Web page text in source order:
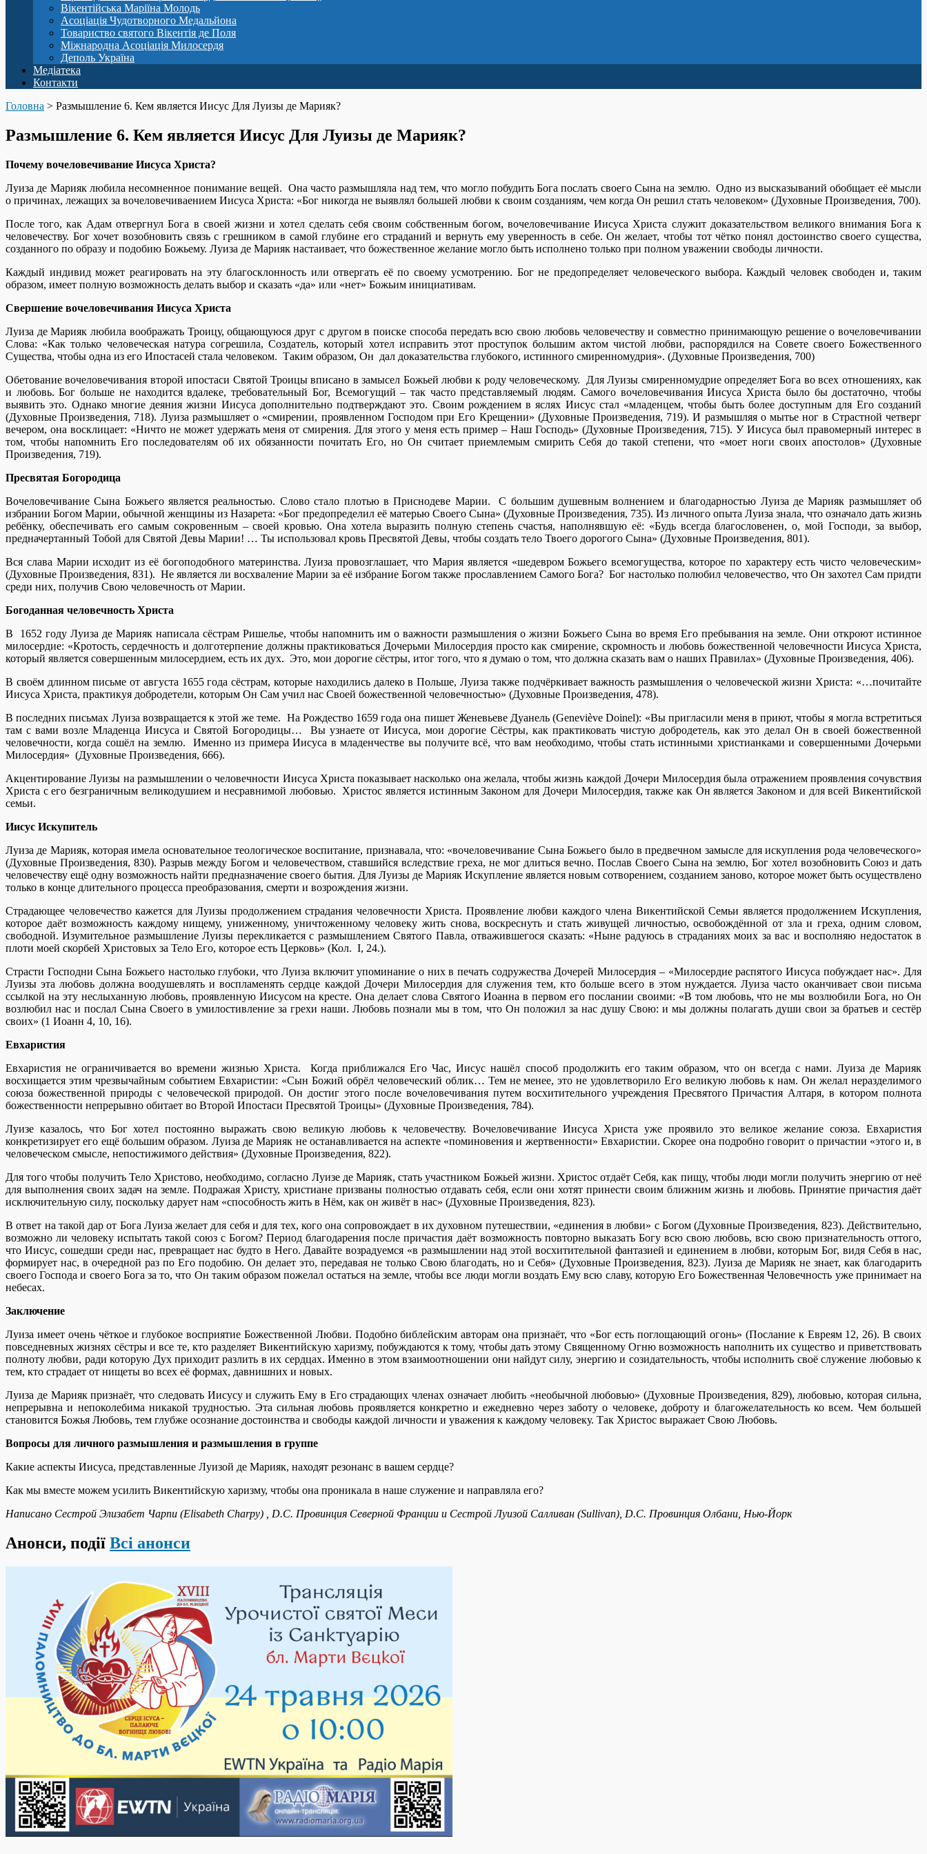
Вікентійська Маріїна Молодь
Асоціація Чудотворного Медальйона
Товариство святого Вікентія де Поля
Міжнародна Асоціація Милосердя
Деполь Україна
Медіатека
Контакти
Головна > Размышление 6. Кем является Иисус Для Луизы де Марияк?
Размышление 6. Кем является Иисус Для Луизы де Марияк?
Почему вочеловечивание Иисуса Христа?
Луиза де Марияк любила несомненное понимание вещей. Она часто размышляла над тем, что могло побудить Бога послать своего Сына на землю. Одно из высказываний обобщает её мысли
о причинах, лежащих за вочеловечиваением Иисуса Христа: «Бог никогда не выявлял большей любви к своим созданиям, чем когда Он решил стать человеком» (Духовные Произведения, 700).
После того, как Адам отвергнул Бога в своей жизни и хотел сделать себя своим собственным богом, вочеловечивание Иисуса Христа служит доказательством великого внимания Бога к
человечеству. Бог хочет возобновить связь с грешником в самой глубине его страданий и вернуть ему уверенность в себе. Он желает, чтобы тот чётко понял достоинство своего существа,
созданного по образу и подобию Божьему. Луиза де Марияк настаивает, что божественное желание могло быть исполнено только при полном уважении свободы личности.
Каждый индивид может реагировать на эту благосклонность или отвергать её по своему усмотрению. Бог не предопределяет человеческого выбора. Каждый человек свободен и, таким
образом, имеет полную возможность делать выбор и сказать «да» или «нет» Божьим инициативам.
Свершение вочеловечивания Иисуса Христа
Луиза де Марияк любила воображать Троицу, общающуюся друг с другом в поиске способа передать всю свою любовь человечеству и совместно принимающую решение о вочеловечивании
Слова: «Как только человеческая натура согрешила, Создатель, который хотел исправить этот проступок большим актом чистой любви, распорядился на Совете своего Божественного
Существа, чтобы одна из его Ипостасей стала человеком. Таким образом, Он дал доказательства глубокого, истинного смиренномудрия». (Духовные Произведения, 700)
Обетование вочеловечивания второй ипостаси Святой Троицы вписано в замысел Божьей любви к роду человеческому. Для Луизы смиренномудрие определяет Бога во всех отношениях, как
и любовь. Бог больше не находится вдалеке, требовательный Бог, Всемогущий – так часто представляемый людям. Самого вочеловечивания Иисуса Христа было бы достаточно, чтобы
выявить это. Однако многие деяния жизни Иисуса дополнительно подтверждают это. Своим рождением в яслях Иисус стал «младенцем, чтобы быть более доступным для Его созданий
(Духовные Произведения, 718). Луиза размышляет о «смирении, проявленном Господом при Его Крещении» (Духовные Произведения, 719). И размышляя о мытье ног в Страстной четверг
вечером, она восклицает: «Ничто не может удержать меня от смирения. Для этого у меня есть пример – Наш Господь» (Духовные Произведения, 715). У Иисуса был правомерный интерес в
том, чтобы напомнить Его последователям об их обязанности почитать Его, но Он считает приемлемым смирить Себя до такой степени, что «моет ноги своих апостолов» (Духовные
Произведения, 719).
Пресвятая Богородица
Вочеловечивание Сына Божьего является реальностью. Слово стало плотью в Приснодеве Марии. С большим душевным волнением и благодарностью Луиза де Марияк размышляет об
избрании Богом Марии, обычной женщины из Назарета: «Бог предопределил её матерью Своего Сына» (Духовные Произведения, 735). Из личного опыта Луиза знала, что означало дать жизнь
ребёнку, обеспечивать его самым сокровенным – своей кровью. Она хотела выразить полную степень счастья, наполнявшую её: «Будь всегда благословенен, о, мой Господи, за выбор,
предначертанный Тобой для Святой Девы Марии! … Ты использовал кровь Пресвятой Девы, чтобы создать тело Твоего дорогого Сына» (Духовные Произведения, 801).
Вся слава Марии исходит из её богоподобного материнства. Луиза провозглашает, что Мария является «шедевром Божьего всемогущества, которое по характеру есть чисто человеческим»
(Духовные Произведения, 831). Не является ли восхваление Марии за её избрание Богом также прославлением Самого Бога? Бог настолько полюбил человечество, что Он захотел Сам придти
среди них, получив Свою человечность от Марии.
Богоданная человечность Христа
В 1652 году Луиза де Марияк написала сёстрам Ришелье, чтобы напомнить им о важности размышления о жизни Божьего Сына во время Его пребывания на земле. Они откроют истинное
милосердие: «Кротость, сердечность и долготерпение должны практиковаться Дочерьми Милосердия просто как смирение, скромность и любовь божественной человечности Иисуса Христа,
который является совершенным милосердием, есть их дух. Это, мои дорогие сёстры, итог того, что я думаю о том, что должна сказать вам о наших Правилах» (Духовные Произведения, 406).
В своём длинном письме от августа 1655 года сёстрам, которые находились далеко в Польше, Луиза также подчёркивает важность размышления о человеческой жизни Христа: «…почитайте
Иисуса Христа, практикуя добродетели, которым Он Сам учил нас Своей божественной человечностью» (Духовные Произведения, 478).
В последних письмах Луиза возвращается к этой же теме. На Рождество 1659 года она пишет Женевьеве Дуанель (Geneviève Doinel): «Вы пригласили меня в приют, чтобы я могла встретиться
там с вами возле Младенца Иисуса и Святой Богородицы… Вы узнаете от Иисуса, мои дорогие Сёстры, как практиковать чистую добродетель, как это делал Он в своей божественной
человечности, когда сошёл на землю. Именно из примера Иисуса в младенчестве вы получите всё, что вам необходимо, чтобы стать истинными христианками и совершенными Дочерьми
Милосердия» (Духовные Произведения, 666).
Акцентирование Луизы на размышлении о человечности Иисуса Христа показывает насколько она желала, чтобы жизнь каждой Дочери Милосердия была отражением проявления сочувствия
Христа с его безграничным великодушием и несравнимой любовью. Христос является истинным Законом для Дочери Милосердия, также как Он является Законом и для всей Викентийской
семьи.
Иисус Искупитель
Луиза де Марияк, которая имела основательное теологическое воспитание, признавала, что: «вочеловечивание Сына Божьего было в предвечном замысле для искупления рода человеческого»
(Духовные Произведения, 830). Разрыв между Богом и человечеством, ставшийся вследствие греха, не мог длиться вечно. Послав Своего Сына на землю, Бог хотел возобновить Союз и дать
человечеству ещё одну возможность найти предназначение своего бытия. Для Луизы де Марияк Искупление является новым сотворением, созданием заново, которое может быть осуществлено
только в конце длительного процесса преобразования, смерти и возрождения жизни.
Страдающее человечество кажется для Луизы продолжением страдания человечности Христа. Проявление любви каждого члена Викентийской Семьи является продолжением Искупления,
которое даёт возможность каждому нищему, униженному, уничтоженному человеку жить снова, воскреснуть и стать живущей личностью, освобождённой от зла и греха, одним словом,
свободной. Изумительное размышление Луизы перекликается с размышлением Святого Павла, отважившегося сказать: «Ныне радуюсь в страданиях моих за вас и восполняю недостаток в
плоти моей скорбей Христовых за Тело Его, которое есть Церковь» (Кол. I, 24.).
Страсти Господни Сына Божьего настолько глубоки, что Луиза включит упоминание о них в печать содружества Дочерей Милосердия – «Милосердие распятого Иисуса побуждает нас». Для
Луизы эта любовь должна воодушевлять и воспламенять сердце каждой Дочери Милосердия для служения тем, кто больше всего в этом нуждается. Луиза часто оканчивает свои письма
ссылкой на эту неслыханную любовь, проявленную Иисусом на кресте. Она делает слова Святого Иоанна в первом его послании своими: «В том любовь, что не мы возлюбили Бога, но Он
возлюбил нас и послал Сына Своего в умилостивление за грехи наши. Любовь познали мы в том, что Он положил за нас душу Свою: и мы должны полагать души свои за братьев и сестёр
своих» (1 Иоанн 4, 10, 16).
Евхаристия
Евхаристия не ограничивается во времени жизнью Христа. Когда приближался Его Час, Иисус нашёл способ продолжить его таким образом, что он всегда с нами. Луиза де Марияк
восхищается этим чрезвычайным событием Евхаристии: «Сын Божий обрёл человеческий облик… Тем не менее, это не удовлетворило Его великую любовь к нам. Он желал неразделимого
союза божественной природы с человеческой природой. Он достиг этого после вочеловечивания путем восхитительного учреждения Пресвятого Причастия Алтаря, в котором полнота
божественности непрерывно обитает во Второй Ипостаси Пресвятой Троицы» (Духовные Произведения, 784).
Луизе казалось, что Бог хотел постоянно выражать свою великую любовь к человечеству. Вочеловечивание Иисуса Христа уже проявило это великое желание союза. Евхаристия
конкретизирует его ещё большим образом. Луиза де Марияк не останавливается на аспекте «поминовения и жертвенности» Евхаристии. Скорее она подробно говорит о причастии «этого и, в
человеческом смысле, непостижимого действия» (Духовные Произведения, 822).
Для того чтобы получить Тело Христово, необходимо, согласно Луизе де Марияк, стать участником Божьей жизни. Христос отдаёт Себя, как пищу, чтобы люди могли получить энергию от неё
для выполнения своих задач на земле. Подражая Христу, христиане призваны полностью отдавать себя, если они хотят принести своим ближним жизнь и любовь. Принятие причастия даёт
исключительную силу, поскольку дарует нам «способность жить в Нём, как он живёт в нас» (Духовные Произведения, 823).
В ответ на такой дар от Бога Луиза желает для себя и для тех, кого она сопровождает в их духовном путешествии, «единения в любви» с Богом (Духовные Произведения, 823). Действительно,
возможно ли человеку испытать такой союз с Богом? Период благодарения после причастия даёт возможность повторно выказать Богу всю свою любовь, всю свою признательность оттого,
что Иисус, сошедши среди нас, превращает нас будто в Него. Давайте возрадуемся «в размышлении над этой восхитительной фантазией и единением в любви, которым Бог, видя Себя в нас,
формирует нас, в очередной раз по Его подобию. Он делает это, передавая не только Свою благодать, но и Себя» (Духовные Произведения, 823). Луиза де Марияк не знает, как благодарить
своего Господа и своего Бога за то, что Он таким образом пожелал остаться на земле, чтобы все люди могли воздать Ему всю славу, которую Его Божественная Человечность уже принимает на
небесах.
Заключение
Луиза имеет очень чёткое и глубокое восприятие Божественной Любви. Подобно библейским авторам она признаёт, что «Бог есть поглощающий огонь» (Послание к Евреям 12, 26). В своих
повседневных жизнях сёстры и все те, кто разделяет Викентийскую харизму, побуждаются к тому, чтобы дать этому Священному Огню возможность наполнить их существо и приветствовать
полноту любви, ради которую Дух приходит разлить в их сердцах. Именно в этом взаимоотношении они найдут силу, энергию и созидательность, чтобы исполнить своё служение любовью к
тем, кто страдает от нищеты во всех её формах, давнишних и новых.
Луиза де Марияк признаёт, что следовать Иисусу и служить Ему в Его страдающих членах означает любить «необычной любовью» (Духовные Произведения, 829), любовью, которая сильна,
непрерывна и непоколебима никакой трудностью. Эта сильная любовь проявляется конкретно и ежедневно через заботу о человеке, доброту и благожелательность ко всем. Чем большей
становится Божья Любовь, тем глубже осознание достоинства и свободы каждой личности и уважения к каждому человеку. Так Христос выражает Свою Любовь.
Вопросы для личного размышления и размышления в группе
Какие аспекты Иисуса, представленные Луизой де Марияк, находят резонанс в вашем сердце?
Как мы вместе можем усилить Викентийскую харизму, чтобы она проникала в наше служение и направляла его?
Написано Сестрой Элизабет Чарпи (Elisabeth Charpy) , D.C. Провинция Северной Франции и Сестрой Луизой Салливан (Sullivan), D.C. Провинция Олбани, Нью-Йорк
Анонси, події Всі анонси